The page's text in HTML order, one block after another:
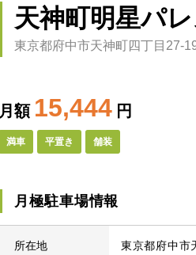
天神町明星パ
東京都府中市天神町四丁目27-
月額 15,444 円
満車 平置き 舗装
月極駐車場情報
所在地 東京都府中市